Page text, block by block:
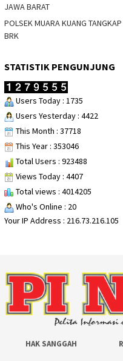
JAWA BARAT
POLSEK MUARA KUANG
BRK
STATISTIK PENGUNJUNG
Users Today : 1735
Users Yesterday : 4422
This Month : 37718
This Year : 353046
Total Users : 923488
Views Today : 4407
Total views : 4014205
Who's Online : 20
Your IP Address : 216.73.216.105
HAK SANGGAH